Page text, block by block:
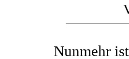
Nunmehr